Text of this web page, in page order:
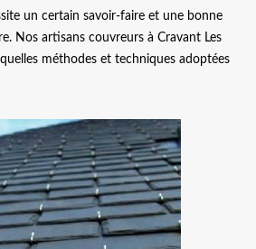
un certain savoir-faire et une bonne
Nos artisans couvreurs à Cravant Les
méthodes et techniques adoptées